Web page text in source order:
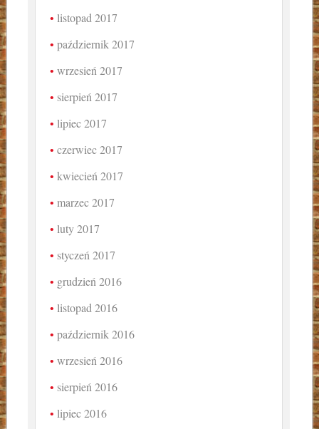
listopad 2017
październik 2017
wrzesień 2017
sierpień 2017
lipiec 2017
czerwiec 2017
kwiecień 2017
marzec 2017
luty 2017
styczeń 2017
grudzień 2016
listopad 2016
październik 2016
wrzesień 2016
sierpień 2016
lipiec 2016